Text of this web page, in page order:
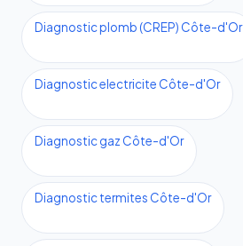
Diagnostic plomb (CREP) Côte-d'Or
Diagnostic electricite Côte-d'Or
Diagnostic gaz Côte-d'Or
Diagnostic termites Côte-d'Or